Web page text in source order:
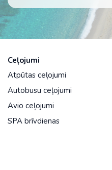
Ceļojumi
Atpūtas ceļojumi
Autobusu ceļojumi
Avio ceļojumi
SPA brīvdienas